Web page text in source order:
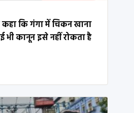
कि गंगा में चिकन खाना
भी कानून इसे नहीं रोकता है